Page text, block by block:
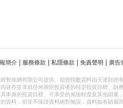
簡介 服務條款 私隱條款 免責聲明 廣告
智珠網有限公司提供。期貨指數資料由天滙財經
容亦並非就任何個別投資者的特定投資目標、
本身的投資目標、可承受的風險程度及其他因
資料，但並不保證資料絕對無誤，資料如有錯漏